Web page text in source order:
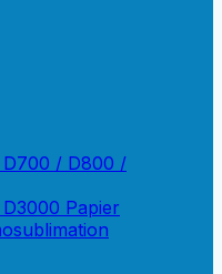
D700 / D800 /
Papier